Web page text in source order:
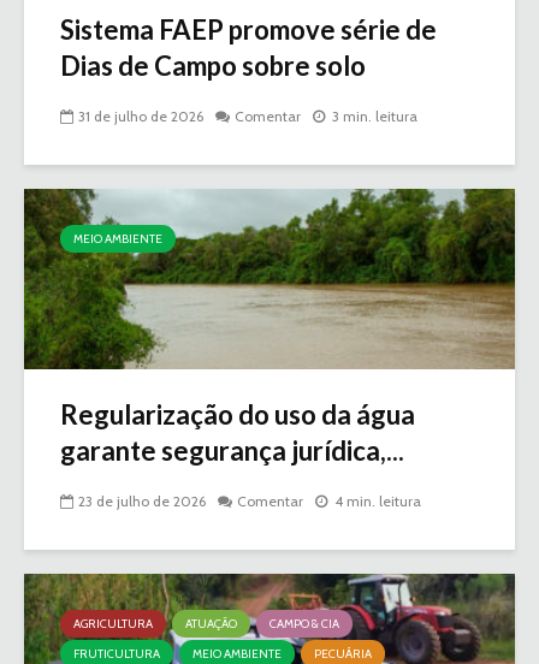
Sistema FAEP promove série de
Dias de Campo sobre solo
31 de julho de 2026 Comentar 3 min. leitura
MEIO AMBIENTE
Regularização do uso da água
garante segurança jurídica,...
23 de julho de 2026 Comentar 4 min. leitura
AGRICULTURA ATUAÇÃO
CAMPO & CIA
FRUTICULTURA
MEIO AMBIENTE
PECUÁRIA